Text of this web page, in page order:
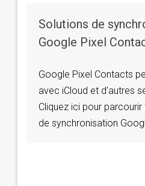
Solutions de
Google Pixel
Google Pixel Contacts
avec iCloud et d’autres
Cliquez ici pour
de synchronisation